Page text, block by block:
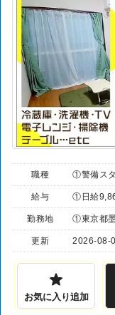
職種 ①警備ス
給与 ①日給
勤務地 ①東京都
更新 2026-08-
お気に入り追加